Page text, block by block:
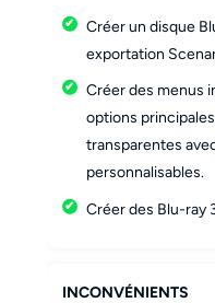
Créer un disque
exportation
Créer des menus
options
transparentes
personnalisables.
Créer des Blu-ray
INCONVÉNIENTS